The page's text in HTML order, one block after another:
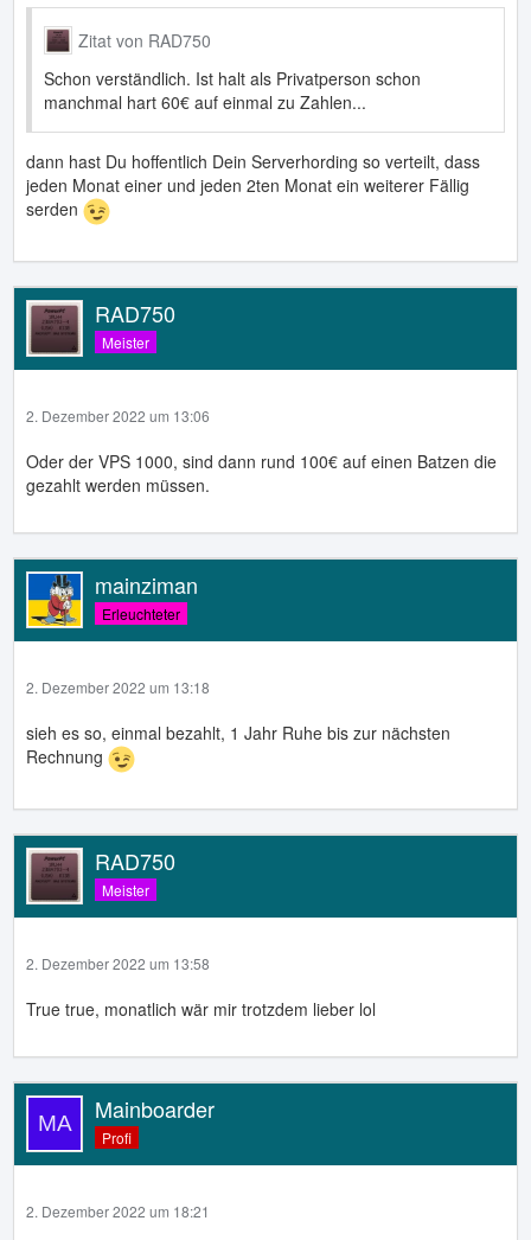
Zitat von RAD750
Schon verständlich. Ist halt als Privatperson schon
manchmal hart 60€ auf einmal zu Zahlen...
dann hast Du hoffentlich Dein Serverhording so verteilt, dass
jeden Monat einer und jeden 2ten Monat ein weiterer Fällig
serden
RAD750
Meister
2. Dezember 2022 um 13:06
Oder der VPS 1000, sind dann rund 100€ auf einen Batzen die
gezahlt werden müssen.
mainziman
Erleuchteter
2. Dezember 2022 um 13:18
sieh es so, einmal bezahlt, 1 Jahr Ruhe bis zur nächsten
Rechnung
RAD750
Meister
2. Dezember 2022 um 13:58
True true, monatlich wär mir trotzdem lieber lol
Mainboarder
Profi
2. Dezember 2022 um 18:21